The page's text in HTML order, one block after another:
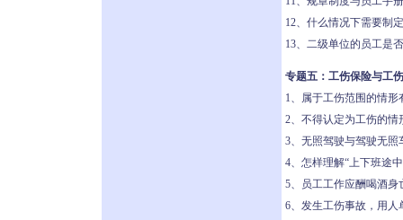
12、什么情况下需要制
13、二级单位的员工是
专题五：工伤保险与工
1、属于工伤范围的情形
2、不得认定为工伤的情
3、无照驾驶与驾驶无照
4、怎样理解“上下班途
5、员工工作应酬喝酒身
6、发生工伤事故，用